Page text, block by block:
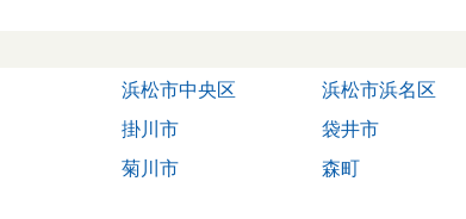
浜松市中央区 浜松市浜名区
掛川市 袋井市
菊川市 森町